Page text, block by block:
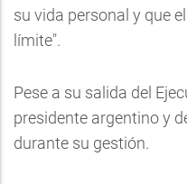
su vida personal y que
límite".
Pese a su salida del
presidente argentino y
durante su gestión.